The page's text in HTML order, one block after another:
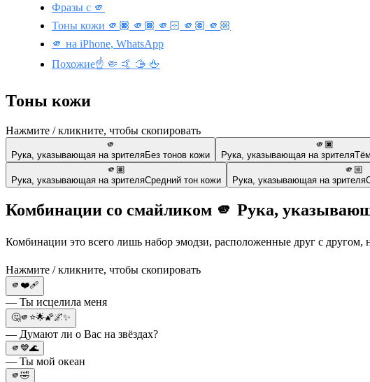
Фразы с 🫵
Тоны кожи 🫵🏿 🫵🏾 🫵🏻 🫵🏽 🫵🏼
🫵 на iPhone, WhatsApp
Похожие☝️ 🤏 🤙 🫱 🖕
Тоны кожи
Нажмите / кликните, чтобы скопировать
🫵
Рука, указывающая на зрителяБез тонов кожи
🫵🏿
Рука, указывающая на зрителя
🫵🏽
Рука, указывающая на зрителяСредний тон кожи
🫵🏼
Рука, указывающая на зрителя
Комбинации со смайликом 🫵 Рука,
Комбинации это всего лишь набор эмодзи, расположенные друг с
Нажмите / кликните, чтобы скопировать
🫵❤️‍🩹
— Ты исцелила меня
🤔🫵⭐🌟🌠🌌✨
— Думают ли о Вас на звёздах?
🫵💙🌊
— Ты мой океан
🫵🤣